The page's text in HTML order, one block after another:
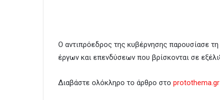
Ο αντιπρόεδρος της κυβέρνησης παρουσίασε
έργων και επενδύσεων που βρίσκονται σε
Διαβάστε ολόκληρο το άρθρο στο protothema.gr